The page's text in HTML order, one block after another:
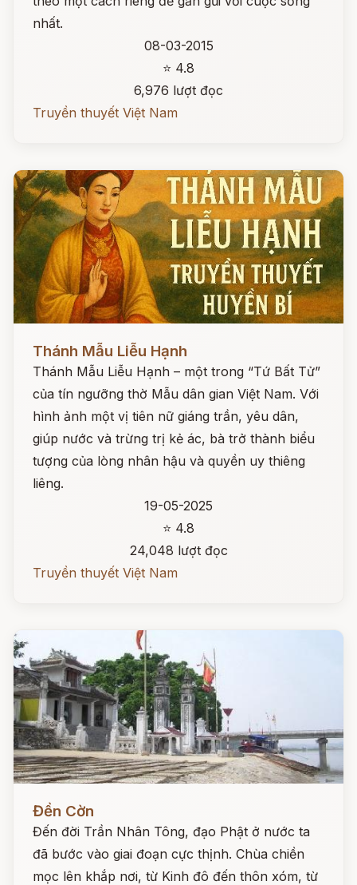
nhất.
08-03-2015
⭐ 4.8
6,976 lượt đọc
Truyền thuyết Việt Nam
Thánh Mẫu Liễu Hạnh
Thánh Mẫu Liễu Hạnh – một trong “Tứ Bất Tử”
của tín ngưỡng thờ Mẫu dân gian Việt Nam. Với
hình ảnh một vị tiên nữ giáng trần, yêu dân,
giúp nước và trừng trị kẻ ác, bà trở thành biểu
tượng của lòng nhân hậu và quyền uy thiêng
liêng.
19-05-2025
⭐ 4.8
24,048 lượt đọc
Truyền thuyết Việt Nam
Đọc ngay
Đền Cờn
Đến đời Trần Nhân Tông, đạo Phật ở nước ta
đã bước vào giai đoạn cực thịnh. Chùa chiền
mọc lên khắp nơi, từ Kinh đô đến thôn xóm, từ